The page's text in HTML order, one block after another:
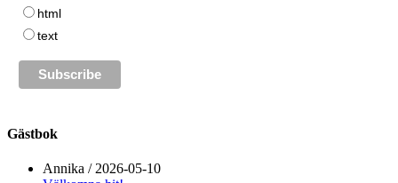
html
text
Gästbok
Annika / 2026-05-10